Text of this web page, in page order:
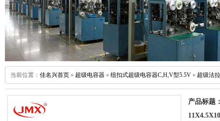
当前位置： 佳名兴首页 » 超级电容器 » 纽扣式超级电容器C,H,V型5.5V » 超级法
源
产品标题